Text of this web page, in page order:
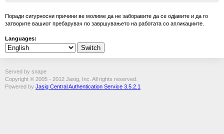
Поради сигурносни причини ве молиме да не заборавите да се одјавите и да го
затворите вашиот пребарувач по завршувањето на работата со апликациите.
Languages:
Served by snape
Copyright © 2005 - 2012 Jasig, Inc. All rights reserved.
Powered by Jasig Central Authentication Service 3.5.2.1